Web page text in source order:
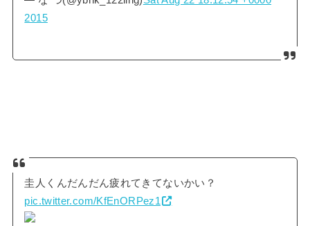
2015
圭人くんだんだん疲れてきてないかい？
pic.twitter.com/KfEnORPez1